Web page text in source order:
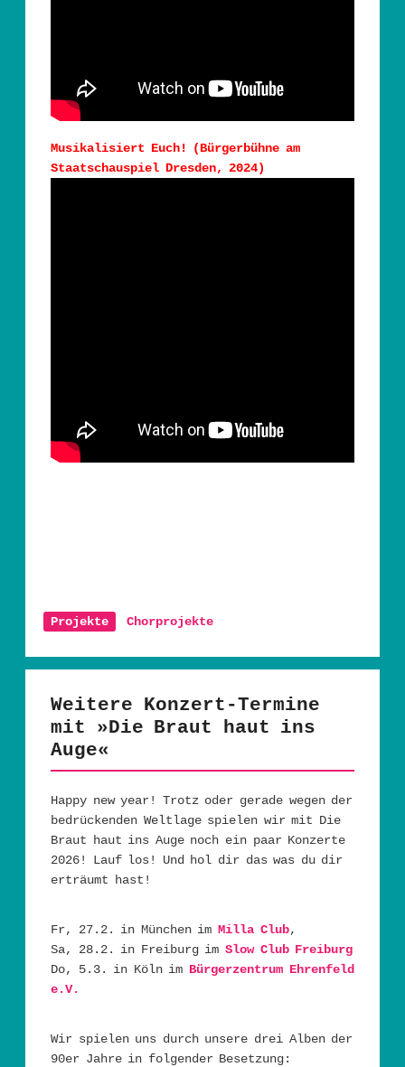
Musikalisiert Euch! (Bürgerbühne am
Staatschauspiel Dresden, 2024)
Projekte Chorprojekte
Weitere Konzert-Termine
mit »Die Braut haut ins
Auge«
Happy new year! Trotz oder gerade wegen der
bedrückenden Weltlage spielen wir mit Die
Braut haut ins Auge noch ein paar Konzerte
2026! Lauf los! Und hol dir das was du dir
erträumt hast!
Fr, 27.2. in München im Milla Club,
Sa, 28.2. in Freiburg im Slow Club Freiburg
Do, 5.3. in Köln im Bürgerzentrum Ehrenfeld
e.V.
Wir spielen uns durch unsere drei Alben der
90er Jahre in folgender Besetzung: